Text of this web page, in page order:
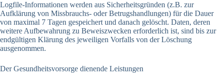
Logfile-Informationen werden aus Sicherheitsgründen (z.B. zur
Aufklärung von Missbrauchs- oder Betrugshandlungen) für die Dauer
von maximal 7 Tagen gespeichert und danach gelöscht. Daten, deren
weitere Aufbewahrung zu Beweiszwecken erforderlich ist, sind bis zur
endgültigen Klärung des jeweiligen Vorfalls von der Löschung
ausgenommen.
Der Gesundheitsvorsorge dienende Leistungen